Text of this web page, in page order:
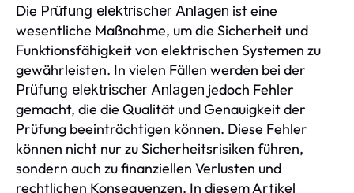
Die Prüfung elektrischer Anlagen ist eine
wesentliche Maßnahme, um die Sicherheit und
Funktionsfähigkeit von elektrischen Systemen zu
gewährleisten. In vielen Fällen werden bei der
Prüfung elektrischer Anlagen jedoch Fehler
gemacht, die die Qualität und Genauigkeit der
Prüfung beeinträchtigen können. Diese Fehler
können nicht nur zu Sicherheitsrisiken führen,
sondern auch zu finanziellen Verlusten und
rechtlichen Konsequenzen. In diesem Artikel